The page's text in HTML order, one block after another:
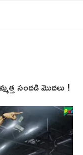
సందడి మొదలు !